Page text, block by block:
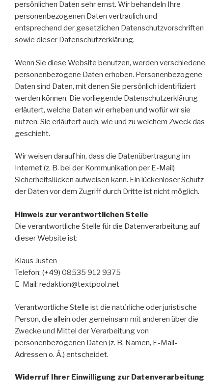
persönlichen Daten sehr ernst. Wir behandeln Ihre
personenbezogenen Daten vertraulich und
entsprechend der gesetzlichen Datenschutzvorschriften
sowie dieser Datenschutzerklärung.
Wenn Sie diese Website benutzen, werden verschiedene
personenbezogene Daten erhoben. Personenbezogene
Daten sind Daten, mit denen Sie persönlich identifiziert
werden können. Die vorliegende Datenschutzerklärung
erläutert, welche Daten wir erheben und wofür wir sie
nutzen. Sie erläutert auch, wie und zu welchem Zweck das
geschieht.
Wir weisen darauf hin, dass die Datenübertragung im
Internet (z. B. bei der Kommunikation per E-Mail)
Sicherheitslücken aufweisen kann. Ein lückenloser Schutz
der Daten vor dem Zugriff durch Dritte ist nicht möglich.
Hinweis zur verantwortlichen Stelle
Die verantwortliche Stelle für die Datenverarbeitung auf
dieser Website ist:
Klaus Justen
Telefon: (+49) 08535 912 9375
E-Mail: redaktion@textpool.net
Verantwortliche Stelle ist die natürliche oder juristische
Person, die allein oder gemeinsam mit anderen über die
Zwecke und Mittel der Verarbeitung von
personenbezogenen Daten (z. B. Namen, E-Mail-
Adressen o. Ä.) entscheidet.
Widerruf Ihrer Einwilligung zur Datenverarbeitung